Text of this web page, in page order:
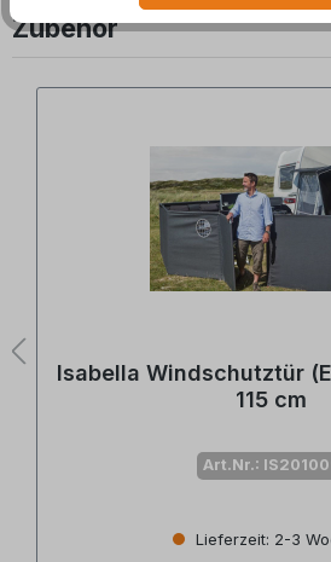
Zubehör
Isabella Windschutztür
115 cm
Art.Nr.:
Lieferzeit: 2-3